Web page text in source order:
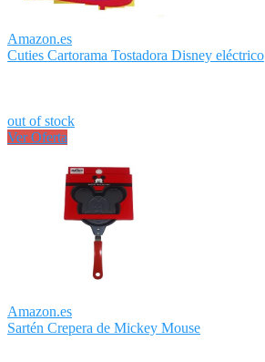
Amazon.es
Cuties Cartorama Tostadora Disney eléctrico
out of stock
Ver Oferta
Amazon.es
Sartén Crepera de Mickey Mouse